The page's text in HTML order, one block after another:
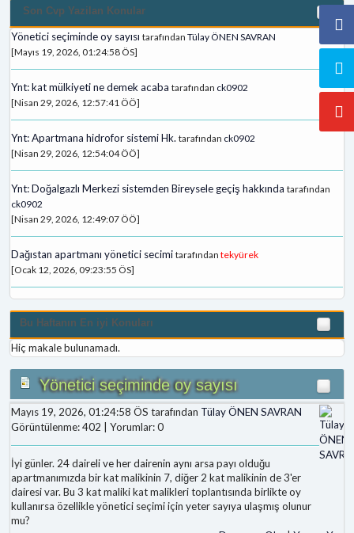
Son Cvp Yazilan Konular
Yönetici seçiminde oy sayısı tarafından Tülay ÖNEN SAVRAN
[Mayıs 19, 2026, 01:24:58 ÖS]
Ynt: kat mülkiyeti ne demek acaba tarafından ck0902
[Nisan 29, 2026, 12:57:41 ÖÖ]
Ynt: Apartmana hidrofor sistemi Hk. tarafından ck0902
[Nisan 29, 2026, 12:54:04 ÖÖ]
Ynt: Doğalgazlı Merkezi sistemden Bireysele geçiş hakkında tarafından
ck0902
[Nisan 29, 2026, 12:49:07 ÖÖ]
Dağıstan apartmanı yönetici secimi tarafından tekyürek
[Ocak 12, 2026, 09:23:55 ÖS]
Bu Haftanın En iyi Konuları
Hiç makale bulunamadı.
Yönetici seçiminde oy sayısı
Mayıs 19, 2026, 01:24:58 ÖS tarafından Tülay ÖNEN SAVRAN
Görüntülenme: 402 | Yorumlar: 0
İyi günler. 24 daireli ve her dairenin aynı arsa payı olduğu
apartmanımızda bir kat malikinin 7, diğer 2 kat malikinin de 3'er
dairesi var. Bu 3 kat maliki kat malikleri toplantısında birlikte oy
kullanırsa özellikle yönetici seçimi için yeter sayıya ulaşmış olunur
mu?